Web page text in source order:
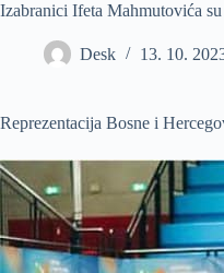
Izabranici Ifeta Mahmutovića
Desk 13. 10.
Reprezentacija Bosne i